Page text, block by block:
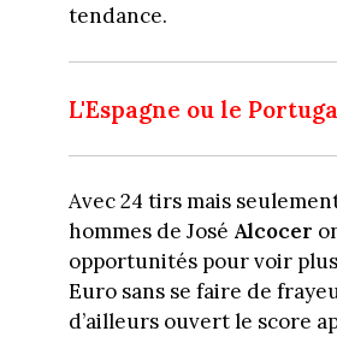
tendance.
L'Espagne ou le
Avec 24 tirs mais
hommes de José Alcocer
opportunités pour voir
Euro sans se faire de
d’ailleurs ouvert le score